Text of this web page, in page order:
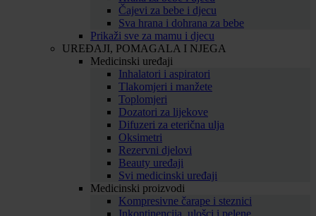
Čajevi za bebe i djecu
Sva hrana i dohrana za bebe
Prikaži sve za mamu i djecu
UREĐAJI, POMAGALA I NJEGA
Medicinski uređaji
Inhalatori i aspiratori
Tlakomjeri i manžete
Toplomjeri
Dozatori za lijekove
Difuzeri za eterična ulja
Oksimetri
Rezervni djelovi
Beauty uređaji
Svi medicinski uređaji
Medicinski proizvodi
Kompresivne čarape i steznici
Inkontinencija, ulošci i pelene